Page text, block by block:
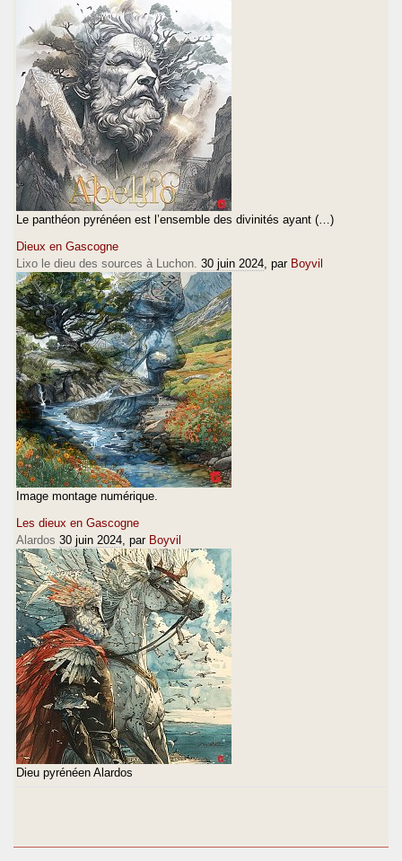
Le panthéon pyrénéen est l’ensemble des divinités ayant (…)
Dieux en Gascogne
Lixo le dieu des sources à Luchon. 30 juin 2024 , par Boyvil
Image montage numérique.
Les dieux en Gascogne
Alardos 30 juin 2024 , par Boyvil
Dieu pyrénéen Alardos